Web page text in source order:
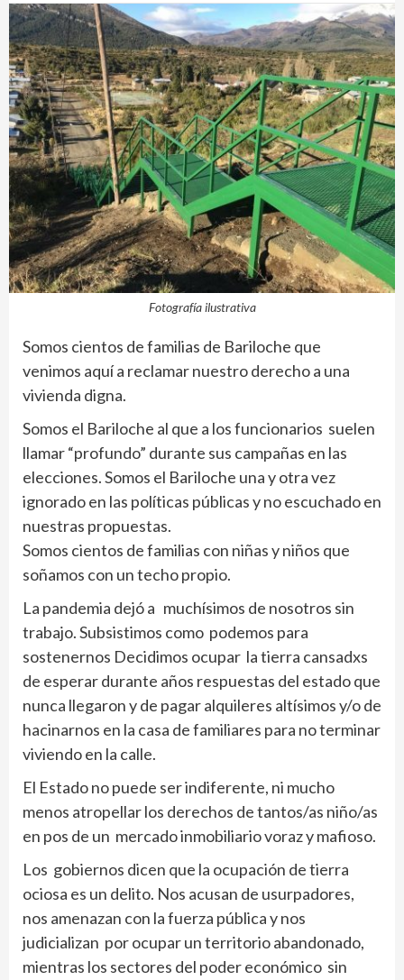
Fotografía ilustrativa
Somos cientos de familias de Bariloche que
venimos aquí a reclamar nuestro derecho a una
vivienda digna.
Somos el Bariloche al que a los funcionarios suelen
llamar “profundo” durante sus campañas en las
elecciones. Somos el Bariloche una y otra vez
ignorado en las políticas públicas y no escuchado en
nuestras propuestas.
Somos cientos de familias con niñas y niños que
soñamos con un techo propio.
La pandemia dejó a muchísimos de nosotros sin
trabajo. Subsistimos como podemos para
sostenernos Decidimos ocupar la tierra cansadxs
de esperar durante años respuestas del estado que
nunca llegaron y de pagar alquileres altísimos y/o de
hacinarnos en la casa de familiares para no terminar
viviendo en la calle.
El Estado no puede ser indiferente, ni mucho
menos atropellar los derechos de tantos/as niño/as
en pos de un mercado inmobiliario voraz y mafioso.
Los gobiernos dicen que la ocupación de tierra
ociosa es un delito. Nos acusan de usurpadores,
nos amenazan con la fuerza pública y nos
judicializan por ocupar un territorio abandonado,
mientras los sectores del poder económico sin